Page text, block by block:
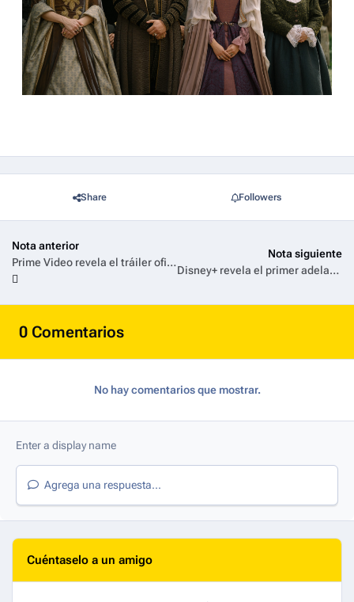
Share Followers
Nota anterior
Prime Video revela el tráiler oficial de Zeta, el nuevo thriller de acción protagonizado por Mario Casas
Nota siguiente
Disney+ revela el primer adelanto de Dear Killer Nannies: Criado por Sicarios
0 Comentarios
No hay comentarios que mostrar.
Agrega una respuesta...
Cuéntaselo a un amigo